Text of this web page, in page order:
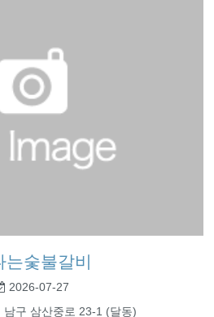
는숯불갈비
2026-07-27
남구 삼산중로 23-1 (달동)